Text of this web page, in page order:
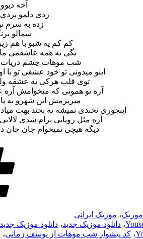
آخه
زدی دلمو
زده به سرم
شمالو
کم کم یه شبو با هم
بگی به همه عاشقمی
شب موهات چشم دریات
اینو میدونی تو خود عشقی تو
توی قلب هرکی یه عشقه
آره تو همونی که میخوامش
میریزمش این شهرو به
اینجوری نخندی نمیشه نه بخند بهت
آره مثل رویایی برام شدی
دیگه هیچی نمیخوام جان جان
موزیک، موزیک ایرانی
، دانلود موزیک جدید، دانلود موزیک
، کد پیشواز شب موهات از یوسف زمانی،